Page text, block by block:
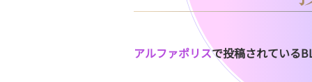
アルファポリスで投稿されている